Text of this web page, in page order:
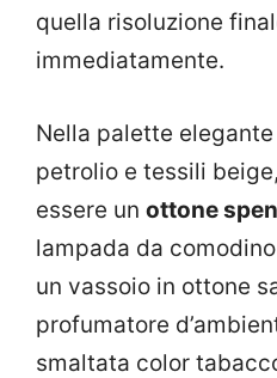
quella risoluzione
immediatamente.
Nella palette
petrolio e tessili
essere un ottone
lampada da
un vassoio in ottone
profumatore
smaltata color